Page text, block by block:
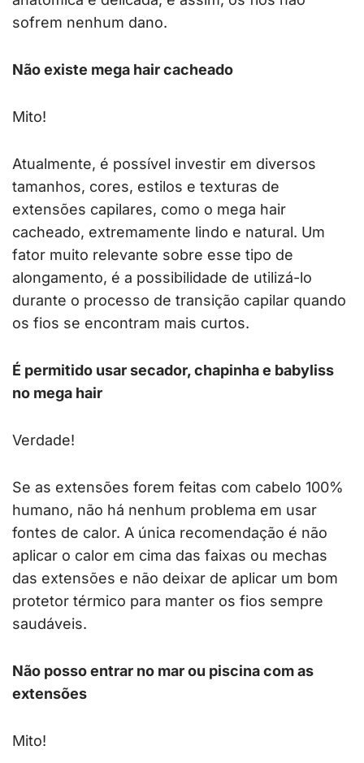
sofrem nenhum dano.
Não existe mega hair cacheado
Mito!
Atualmente, é possível investir em diversos
tamanhos, cores, estilos e texturas de
extensões capilares, como o mega hair
cacheado, extremamente lindo e natural. Um
fator muito relevante sobre esse tipo de
alongamento, é a possibilidade de utilizá-lo
durante o processo de transição capilar quando
os fios se encontram mais curtos.
É permitido usar secador, chapinha e babyliss
no mega hair
Verdade!
Se as extensões forem feitas com cabelo 100%
humano, não há nenhum problema em usar
fontes de calor. A única recomendação é não
aplicar o calor em cima das faixas ou mechas
das extensões e não deixar de aplicar um bom
protetor térmico para manter os fios sempre
saudáveis.
Não posso entrar no mar ou piscina com as
extensões
Mito!